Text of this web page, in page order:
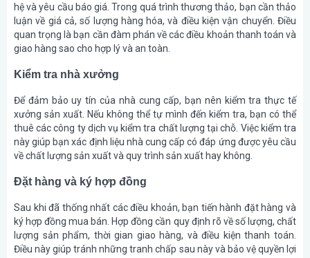
hệ và yêu cầu báo giá. Trong quá trình thương thảo, bạn cần thảo
luận về giá cả, số lượng hàng hóa, và điều kiện vận chuyển. Điều
quan trọng là bạn cần đàm phán về các điều khoản thanh toán và
giao hàng sao cho hợp lý và an toàn.
Kiểm tra nhà xưởng
Để đảm bảo uy tín của nhà cung cấp, bạn nên kiểm tra thực tế
xưởng sản xuất. Nếu không thể tự mình đến kiểm tra, bạn có thể
thuê các công ty dịch vụ kiểm tra chất lượng tại chỗ. Việc kiểm tra
này giúp bạn xác định liệu nhà cung cấp có đáp ứng được yêu cầu
về chất lượng sản xuất và quy trình sản xuất hay không.
Đặt hàng và ký hợp đồng
Sau khi đã thống nhất các điều khoản, bạn tiến hành đặt hàng và
ký hợp đồng mua bán. Hợp đồng cần quy định rõ về số lượng, chất
lượng sản phẩm, thời gian giao hàng, và điều kiện thanh toán.
Điều này giúp tránh những tranh chấp sau này và bảo vệ quyền lợi